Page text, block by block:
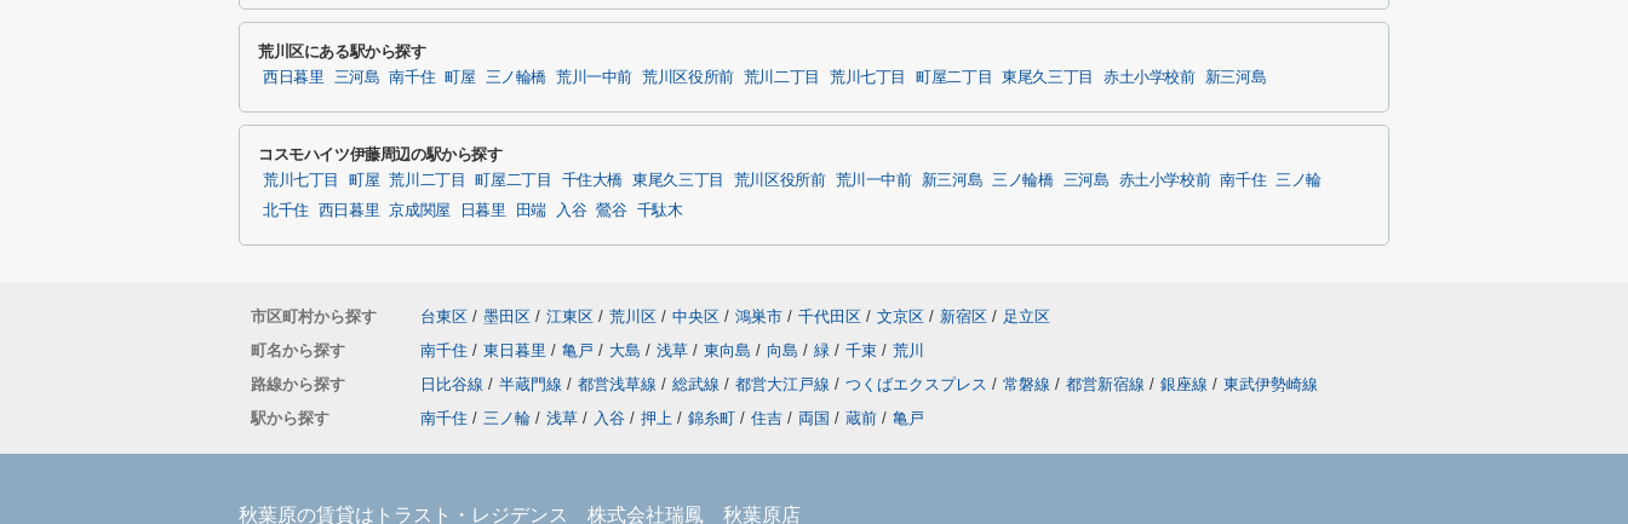
荒川区にある駅から探す
西日暮里 三河島 南千住 町屋 三ノ輪橋 荒川一中前 荒川区役所前 荒川二丁目 荒川七丁目 町屋二丁目 東尾久三丁目 赤土小学校前 新三河島
コスモハイツ伊藤周辺の駅から探す
荒川七丁目 町屋 荒川二丁目 町屋二丁目 千住大橋 東尾久三丁目 荒川区役所前 荒川一中前 新三河島 三ノ輪橋 三河島 赤土小学校前 南千住 三ノ輪
北千住
西日暮里 京成関屋 日暮里 田端 入谷 鶯谷 千駄木
市区町村から探す 台東区 / 墨田区 / 江東区 / 荒川区 / 中央区 / 鴻巣市 / 千代田区 / 文京区 / 新宿区 / 足立区
町名から探す
南千住 / 東日暮里 / 亀戸 / 大島 / 浅草 / 東向島 / 向島 / 緑 / 千束 / 荒川
路線から探す
日比谷線 / 半蔵門線 / 都営浅草線 / 総武線 / 都営大江戸線 / つくばエクスプレス / 常磐線 / 都営新宿線 / 銀座線 / 東武伊勢崎線
駅から探す
南千住 / 三ノ輪 / 浅草 / 入谷 / 押上 / 錦糸町 / 住吉 / 両国 / 蔵前 / 亀戸
秋葉原の賃貸はトラスト・レジデンス 株式会社瑞鳳 秋葉原店